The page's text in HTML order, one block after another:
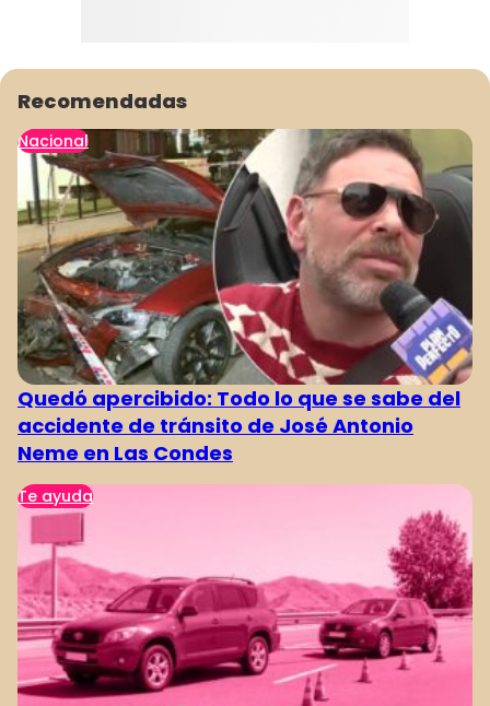
Recomendadas
Nacional
Quedó apercibido: Todo lo que se sabe del
accidente de tránsito de José Antonio
Neme en Las Condes
Te ayuda